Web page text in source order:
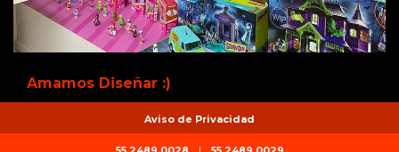
Amamos Diseñar :)
Aviso de Privacidad